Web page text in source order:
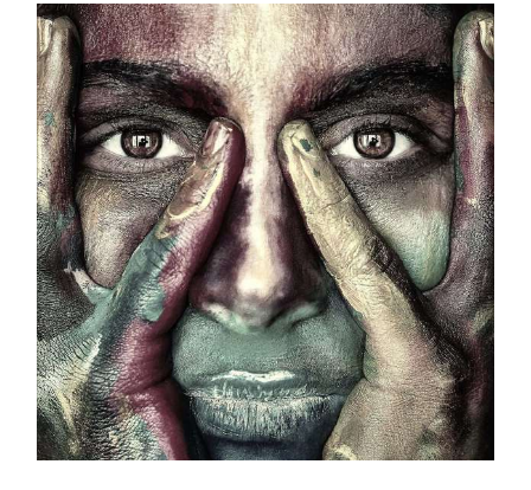
LES 5 PHASES PSYCHOLOGIQUES DU
CONFINEMENT